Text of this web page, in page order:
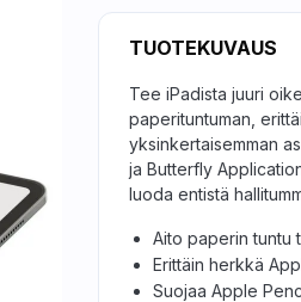
TUOTEKUVAUS
Tee iPadista juuri
paperituntuman,
yksinkertaisemman
ja Butterfly
luoda entistä
Aito paperin tuntu
Erittäin herkkä
Suojaa Apple